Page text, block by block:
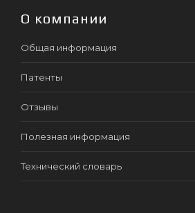
О компании
Общая информация
Патенты
Отзывы
Полезная информация
Технический словарь